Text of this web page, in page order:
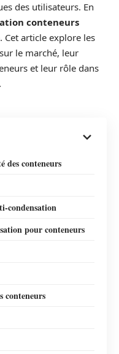
des utilisateurs. En
conteneurs
Cet article explore les
le marché, leur
et leur rôle dans
des conteneurs
condensation
pour conteneurs
conteneurs